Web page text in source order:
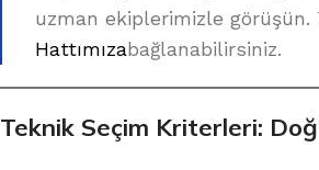
uzman ekiplerimizle
Hattımızabağlanabilirsiniz.
Teknik Seçim Kriterleri: